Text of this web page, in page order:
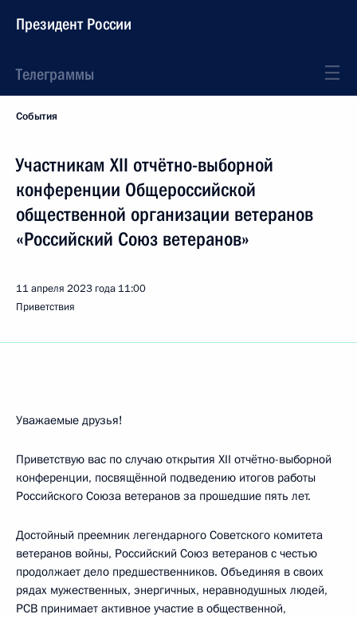
Президент России
Телеграммы
События
Участникам XII отчётно-выборной
конференции Общероссийской
общественной организации ветеранов
«Российский Союз ветеранов»
11 апреля 2023 года 11:00
Приветствия
Уважаемые друзья!
Приветствую вас по случаю открытия XII отчётно-выборной
конференции, посвящённой подведению итогов работы
Российского Союза ветеранов за прошедшие пять лет.
Достойный преемник легендарного Советского комитета
ветеранов войны, Российский Союз ветеранов с честью
продолжает дело предшественников. Объединяя в своих
рядах мужественных, энергичных, неравнодушных людей,
РСВ принимает активное участие в общественной,